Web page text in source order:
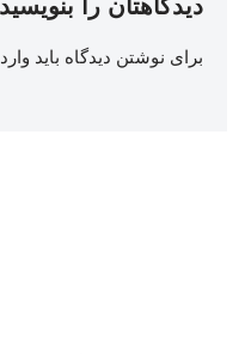
دیدگاهتان را بنویسید
برای نوشتن دیدگاه باید